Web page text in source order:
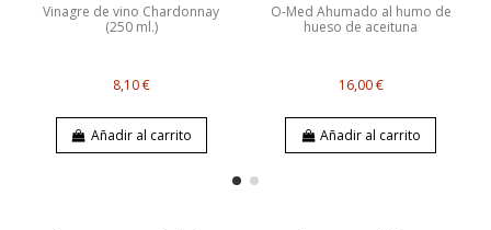
Vinagre de vino Chardonnay
(250 ml.)
8,10 €
Añadir al carrito
O-Med Ahumado al humo de
hueso de aceituna
16,00 €
Añadir al carrito